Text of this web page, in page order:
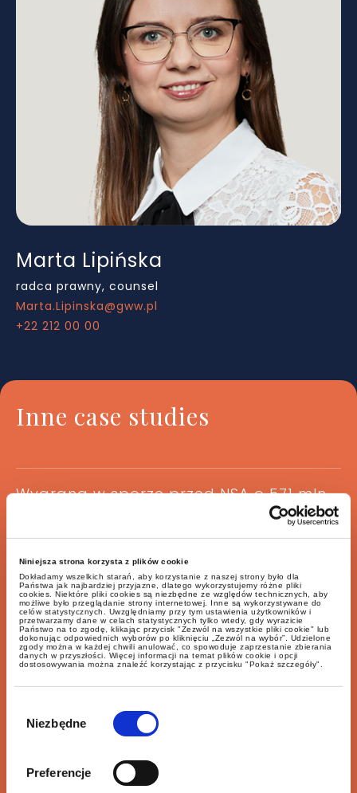
Niniejsza strona korzysta z plików cookie
Dokładamy wszelkich starań, aby korzystanie z naszej strony było dla
Państwa jak najbardziej przyjazne, dlatego wykorzystujemy różne pliki
cookies. Niektóre pliki cookies są niezbędne ze względów technicznych, aby
możliwe było przeglądanie strony internetowej. Inne są wykorzystywane do
celów statystycznych. Uwzględniamy przy tym ustawienia użytkowników i
przetwarzamy dane w celach statystycznych tylko wtedy, gdy wyrazicie
Państwo na to zgodę, klikając przycisk "Zezwól na wszystkie pliki cookie" lub
dokonując odpowiednich wyborów po kliknięciu „Zezwól na wybór”. Udzielone
zgody można w każdej chwili anulować, co spowoduje zaprzestanie zbierania
danych w przyszłości. Więcej informacji na temat plików cookie i opcji
dostosowywania można znaleźć korzystając z przycisku "Pokaż szczegóły".
zgody
Niezbędne
Preferencje
Marta Lipińska
radca prawny, counsel
Marta.Lipinska@gww.pl
+22 212 00 00
Inne case studies
Wygrana w sporze przed NSA o 571 mln
Precedensowy wyrok sądu zamówień
publicznych w sprawie przedsiębiorstwa
państwowego PGSW
Transakcja przejęcia kontroli nad spółką